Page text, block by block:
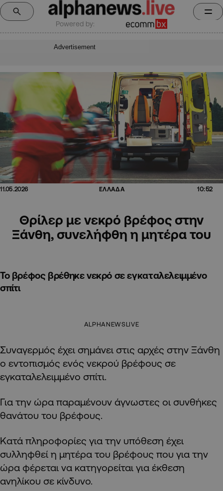
Powered by:
Advertisement
11.05.2026 ΕΛΛΑΔΑ 10:52
Θρίλερ με νεκρό βρέφος στην
Ξάνθη, συνελήφθη η μητέρα του
Το βρέφος βρέθηκε νεκρό σε εγκαταλελειμμένο
σπίτι
ALPHANEWSLIVE
Συναγερμός έχει σημάνει στις αρχές στην Ξάνθη
ο εντοπισμός ενός νεκρού βρέφους σε
εγκαταλελειμμένο σπίτι.
Για την ώρα παραμένουν άγνωστες οι συνθήκες
θανάτου του βρέφους.
Κατά πληροφορίες για την υπόθεση έχει
συλληφθεί η μητέρα του βρέφους που για την
ώρα φέρεται να κατηγορείται για έκθεση
ανηλίκου σε κίνδυνο.